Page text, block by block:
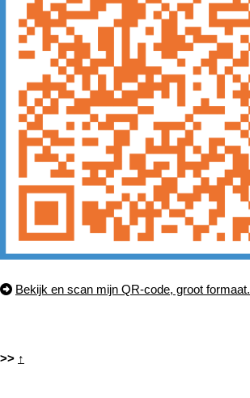
Bekijk en scan mijn QR-code, groot formaat.
>> ↑